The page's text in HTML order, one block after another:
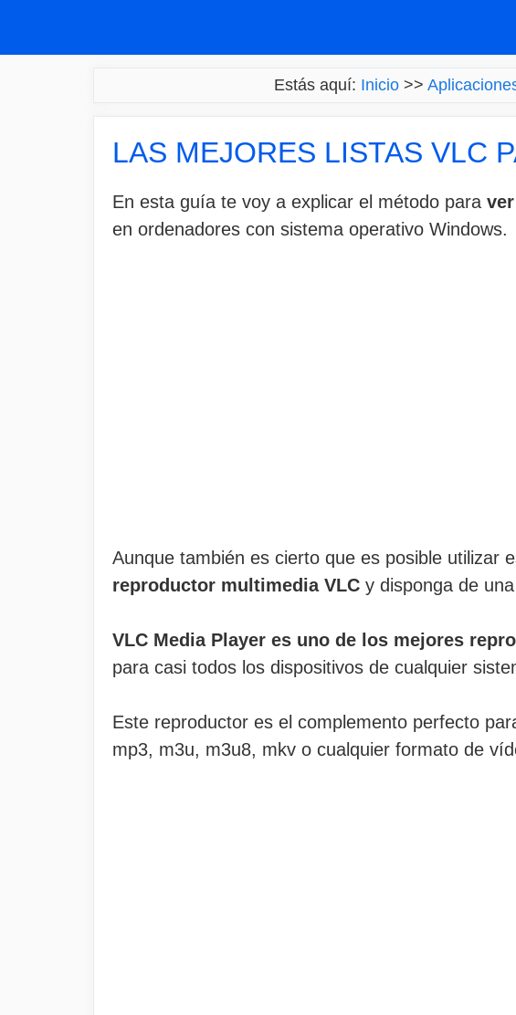
Estás aquí: Inicio >>
LAS MEJORES LISTAS VLC
En esta guía te voy a explicar el método para
en ordenadores con sistema operativo Windows.
Aunque también es cierto que es posible utilizar
reproductor multimedia VLC y disponga de
VLC Media Player es uno de los mejores
para casi todos los dispositivos de cualquier
Este reproductor es el complemento perfecto
mp3, m3u, m3u8, mkv o cualquier formato de